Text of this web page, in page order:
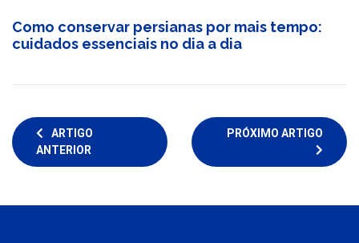
Como conservar persianas por mais tempo:
cuidados essenciais no dia a dia
ARTIGO
ANTERIOR
PRÓXIMO ARTIGO